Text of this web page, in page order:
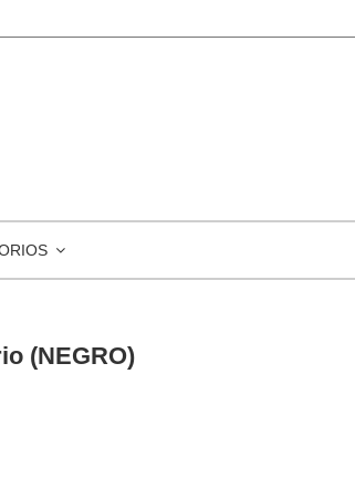
(NEGRO)